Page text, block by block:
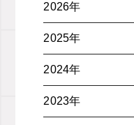
2026年
2025年
2024年
2023年